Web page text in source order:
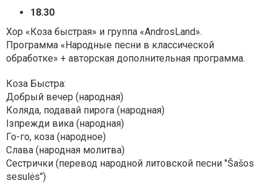
18.30
Хор «Коза быстрая» и группа «AndrosLand».
Программа «Народные песни в классической
обработке» + авторская дополнительная программа.
Коза Быстра:
Добрый вечер (народная)
Коляда, подавай пирога (народная)
Ізпрежди вика (народная)
Го-го, коза (народное)
Слава (народная молитва)
Сестрички (перевод народной литовской песни "Šašos
sesulės")